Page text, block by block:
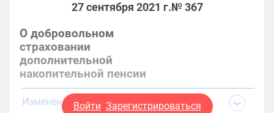
27 сентября 2021 г.№ 367
О добровольном
страховании
дополнительной
накопительной пенсии
Изменения и дополнения:
Войти Зарегистрироваться